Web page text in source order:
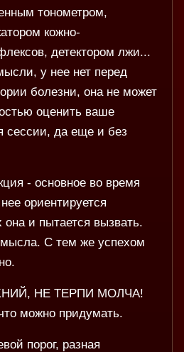
тонометром,
кожно-
детектором лжи...
у нее нет перед
болезни, она не может
оценить ваше
сессии, да еще и без
- основное во время
ориентируется
и пытается вызвать.
С тем же успехом
НЕ ТЕРПИ МОЛЧА!
можно придумать.
порог, разная